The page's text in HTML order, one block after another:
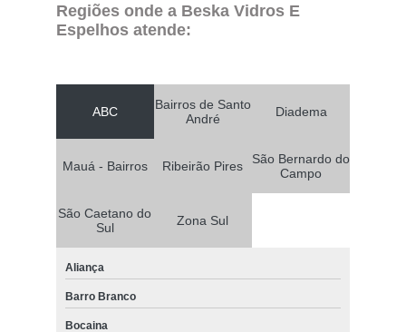
Regiões onde a Beska Vidros E
Espelhos atende:
ABC
Bairros de Santo
André
Diadema
Mauá - Bairros Ribeirão Pires
São Bernardo do
Campo
São Caetano do
Sul
Zona Sul
Aliança
Barro Branco
Bocaina